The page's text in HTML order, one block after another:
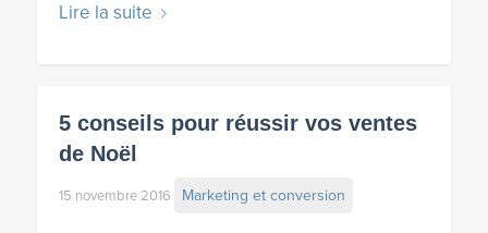
Lire la suite
5 conseils pour réussir vos ventes
de Noël
15 novembre 2016 Marketing et conversion